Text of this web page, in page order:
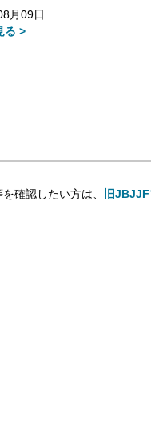
月09日
る >
確認したい方は、 旧